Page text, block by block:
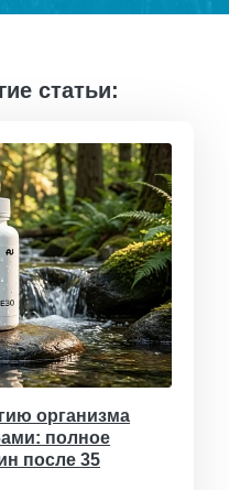
статьи:
организма
полное
после 35